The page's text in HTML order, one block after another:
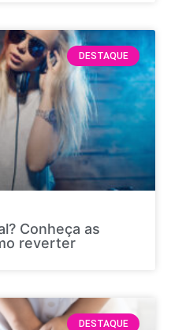
DESTAQUE
Conheça as
reverter
DESTAQUE